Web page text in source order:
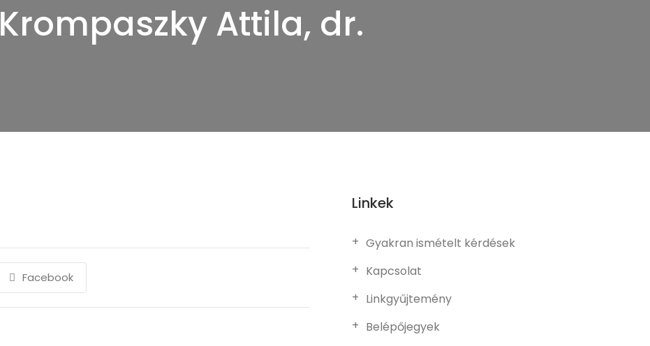
Krompaszky Attila, dr.
Facebook
Linkek
Gyakran ismételt kérdések
Kapcsolat
Linkgyűjtemény
Belépőjegyek